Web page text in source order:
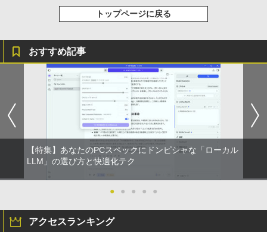
￥3,480
トップページに戻る
おすすめ記事
【特集】あなたのPCスペックにドンピシャな「ローカル
LLM」の選び方と快適化テク
● ● ● ● ●
アクセスランキング